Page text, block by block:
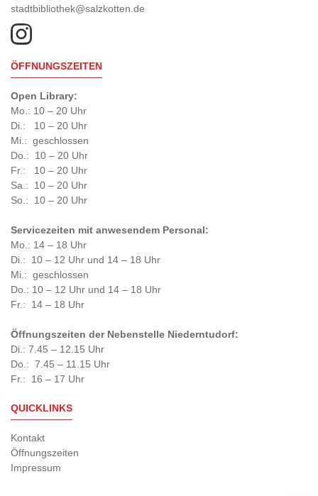
stadtbibliothek@salzkotten.de
ÖFFNUNGSZEITEN
Open Library:
Mo.: 10 – 20 Uhr
Di.: 10 – 20 Uhr
Mi.: geschlossen
Do.: 10 – 20 Uhr
Fr.: 10 – 20 Uhr
Sa.: 10 – 20 Uhr
So.: 10 – 20 Uhr
Servicezeiten mit anwesendem Personal:
Mo.: 14 – 18 Uhr
Di.: 10 – 12 Uhr und 14 – 18 Uhr
Mi.: geschlossen
Do.: 10 – 12 Uhr und 14 – 18 Uhr
Fr.: 14 – 18 Uhr
Öffnungszeiten der Nebenstelle Niederntudorf:
Di.: 7.45 – 12.15 Uhr
Do.: 7.45 – 11.15 Uhr
Fr.: 16 – 17 Uhr
QUICKLINKS
Kontakt
Öffnungszeiten
Impressum